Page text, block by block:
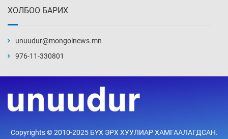
2026-08-07
2026-08-07
сарынхаас буурчээ
ХОЛБОО БАРИХ
unuudur@mongolnews.mn
976-11-330801
Copyrights © 2010-2025 БҮХ ЭРХ ХУУЛИАР ХАМГААЛАГДСАН.